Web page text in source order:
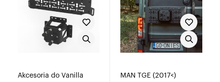
Akcesoria do Vanilla
MAN TGE (2017<)